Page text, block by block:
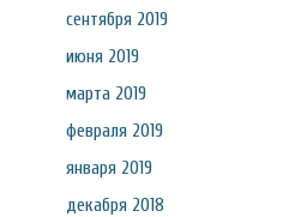
сентября 2019
июня 2019
марта 2019
февраля 2019
января 2019
декабря 2018